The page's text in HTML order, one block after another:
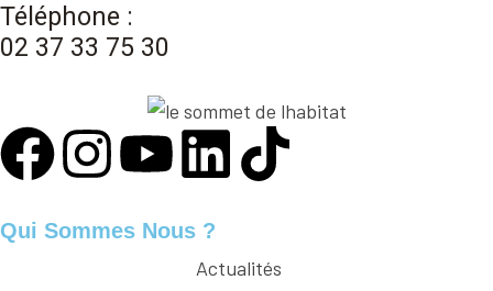
Téléphone :
02 37 33 75 30
Qui Sommes Nous ?
Actualités